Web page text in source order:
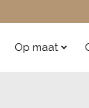
Op maat